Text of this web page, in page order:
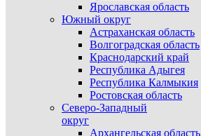
Ярославская область
Южный округ
Астраханская область
Волгоградская область
Краснодарский край
Республика Адыгея
Республика Калмыкия
Ростовская область
Северо-Западный
округ
Архангельская область